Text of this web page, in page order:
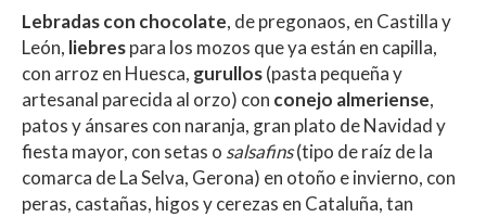
Lebradas con chocolate, de pregonaos, en Castilla y
León, liebrespara los mozos que ya están en capilla,
con arroz en Huesca, gurullos(pasta pequeña y
artesanal parecida al orzo) con conejo almeriense,
patos y ánsares con naranja, gran plato de Navidad y
fiesta mayor, con setas o salsafins(tipo de raíz de la
comarca de La Selva, Gerona) en otoño e invierno, con
peras, castañas, higos y cerezas en Cataluña, tan